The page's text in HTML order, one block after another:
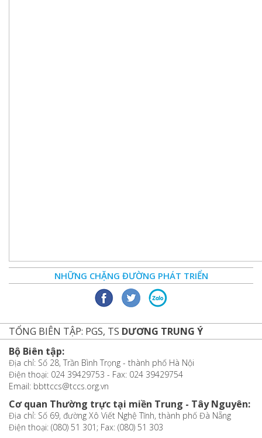
NHỮNG CHẶNG ĐƯỜNG PHÁT TRIỂN
TỔNG BIÊN TẬP: PGS, TS DƯƠNG TRUNG Ý
Bộ Biên tập:
Địa chỉ: Số 28, Trần Bình Trọng - thành phố Hà Nội
Điện thoại: 024 39429753 - Fax: 024 39429754
Email: bbttccs@tccs.org.vn
Cơ quan Thường trực tại miền Trung - Tây Nguyên:
Địa chỉ: Số 69, đường Xô Viết Nghệ Tĩnh, thành phố Đà Nẵng
Điện thoại: (080) 51 301; Fax: (080) 51 303